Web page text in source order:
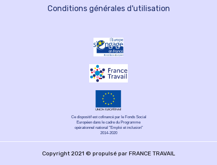
Conditions générales d'utilisation
Ce dispositif est cofinancé par le Fonds Social
Européen dans le cadre du Programme
opérationnel national "Emploi et inclusion"
2014-2020
Copyright 2021 © propulsé par FRANCE TRAVAIL